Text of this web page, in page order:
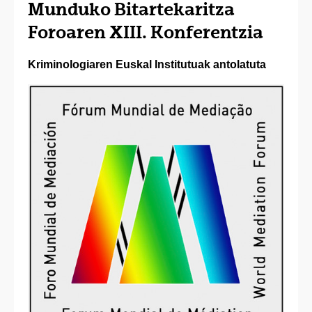
Munduko Bitartekaritza
Foroaren XIII. Konferentzia
Kriminologiaren Euskal Institutuak antolatuta